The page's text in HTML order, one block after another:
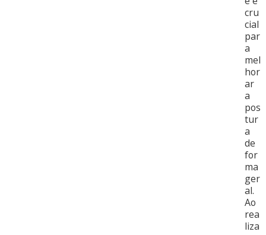
cru
cial
par
a
mel
hor
ar
a
pos
tur
a
de
for
ma
ger
al.
Ao
rea
liza